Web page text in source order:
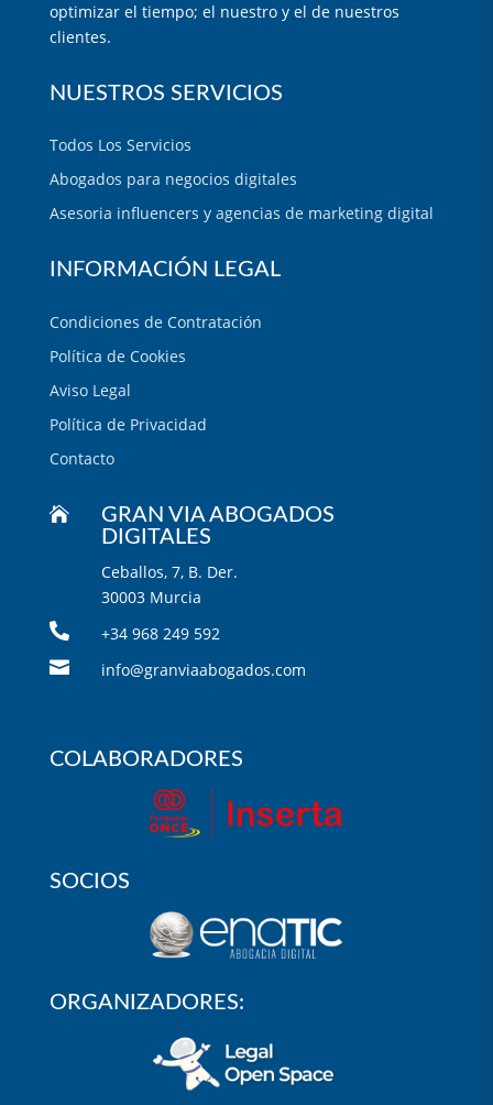
optimizar el tiempo; el nuestro y el de nuestros
clientes.
NUESTROS SERVICIOS
Todos Los Servicios
Abogados para negocios digitales
Asesoria influencers y agencias de marketing digital
INFORMACIÓN LEGAL
Condiciones de Contratación
Política de Cookies
Aviso Legal
Política de Privacidad
Contacto

GRAN VIA ABOGADOS
DIGITALES
Ceballos, 7, B. Der.
30003 Murcia
 +34 968 249 592
 info@granviaabogados.com
COLABORADORES
SOCIOS
ORGANIZADORES: